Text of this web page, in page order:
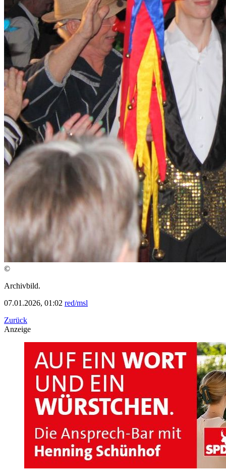
©
Archivbild.
07.01.2026, 01:02 red/msl
Zurück
Anzeige